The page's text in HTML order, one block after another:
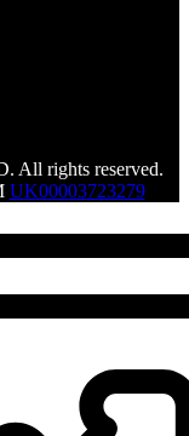
All rights reserved.
UK00003723279